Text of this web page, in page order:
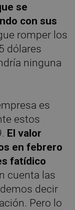
se
con sus
romper los
dólares
ninguna
es
estos
El valor
en febrero
fatídico
cuenta las
decir
Pero lo